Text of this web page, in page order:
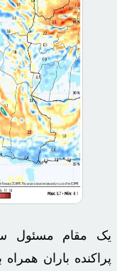
یک مقام مسئول